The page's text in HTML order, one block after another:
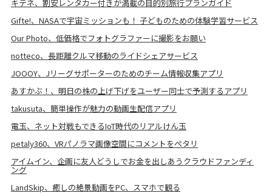
キテネ、割安レンタカー付きが満載の目的別旅行プランガイド
Gifte!、NASAで宇宙ミッションも！ 子どものための体験学習サービス
Our Photo、低価格でフォトグラファーに撮影をお願い
notteco、長距離クルマ移動のライドシェアサービス
JOOOY、Jリーグサポーターのためのチーム情報収集アプリ
あすかぶ！、明日の株の上げ下げをユーザー同士で予測するアプリ
takusuta、簡単操作が魅力の動画生配信アプリ
電玉、ネット対戦もできるIoT時代のリアルけん玉
petaly360、VRパノラマ画像空間にコメントをペタリ
アイムイン、企画に友人どうしでお金を出しあうクラウドファンディ
ング
LandSkip、癒しの絶景動画をPC、スマホで観る